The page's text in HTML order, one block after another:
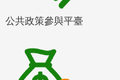
公共政策參與平臺